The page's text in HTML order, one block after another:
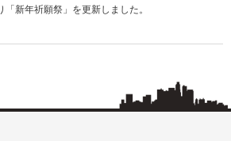
「新年祈願祭」を更新しました。